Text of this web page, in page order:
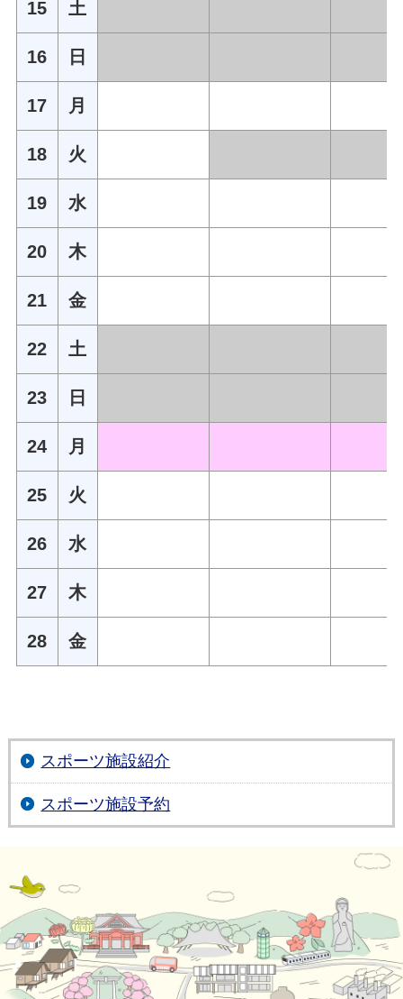
15 土
16 日
17 月
18 火
19 水
20 木
21 金
22 土
23 日
24 月
25 火
26 水
27 木
28 金
スポーツ施設紹介
スポーツ施設予約